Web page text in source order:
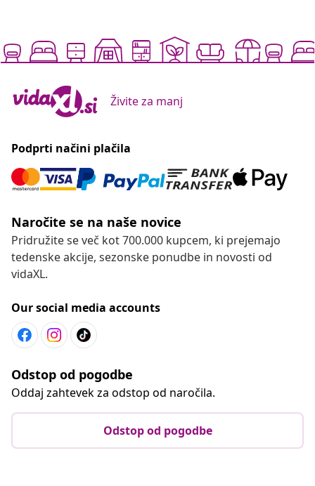
Živite za manj
Podprti načini plačila
Naročite se na naše novice
Pridružite se več kot 700.000 kupcem, ki prejemajo
tedenske akcije, sezonske ponudbe in novosti od
vidaXL.
Our social media accounts
Odstop od pogodbe
Oddaj zahtevek za odstop od naročila.
Odstop od pogodbe